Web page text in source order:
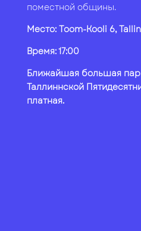
поместной общины.
Место: Toom-Kooli 6,
Время: 17:00
Ближайшая большая
Таллиннской
платная.